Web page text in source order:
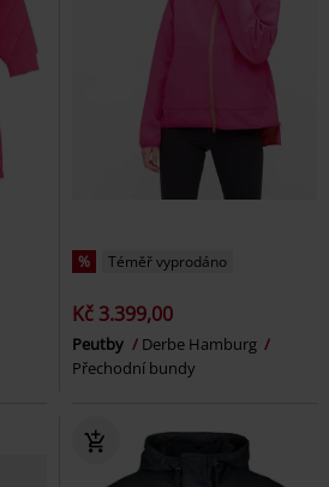
% Téměř vyprodáno
Kč 3.399,00
Peutby
Derbe Hamburg
Přechodní bundy